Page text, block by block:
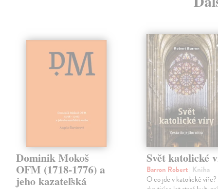
Dominik Mokoš
OFM (1718-1776) a
jeho kazateľská
Svět katolické
Barron Robert| Kniha
O co jde v katolické